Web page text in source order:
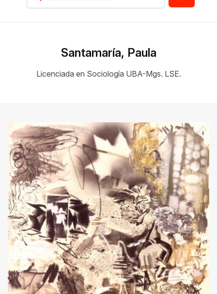
Santamaría, Paula
Licenciada en Sociología UBA-Mgs. LSE.